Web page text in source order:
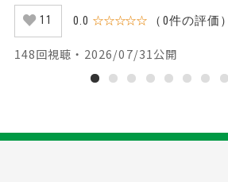
11 0.0 ☆☆☆☆☆ （0件の評価）
148回視聴 ・ 2026/07/31公開
1 2 3 4 5 6 7 8